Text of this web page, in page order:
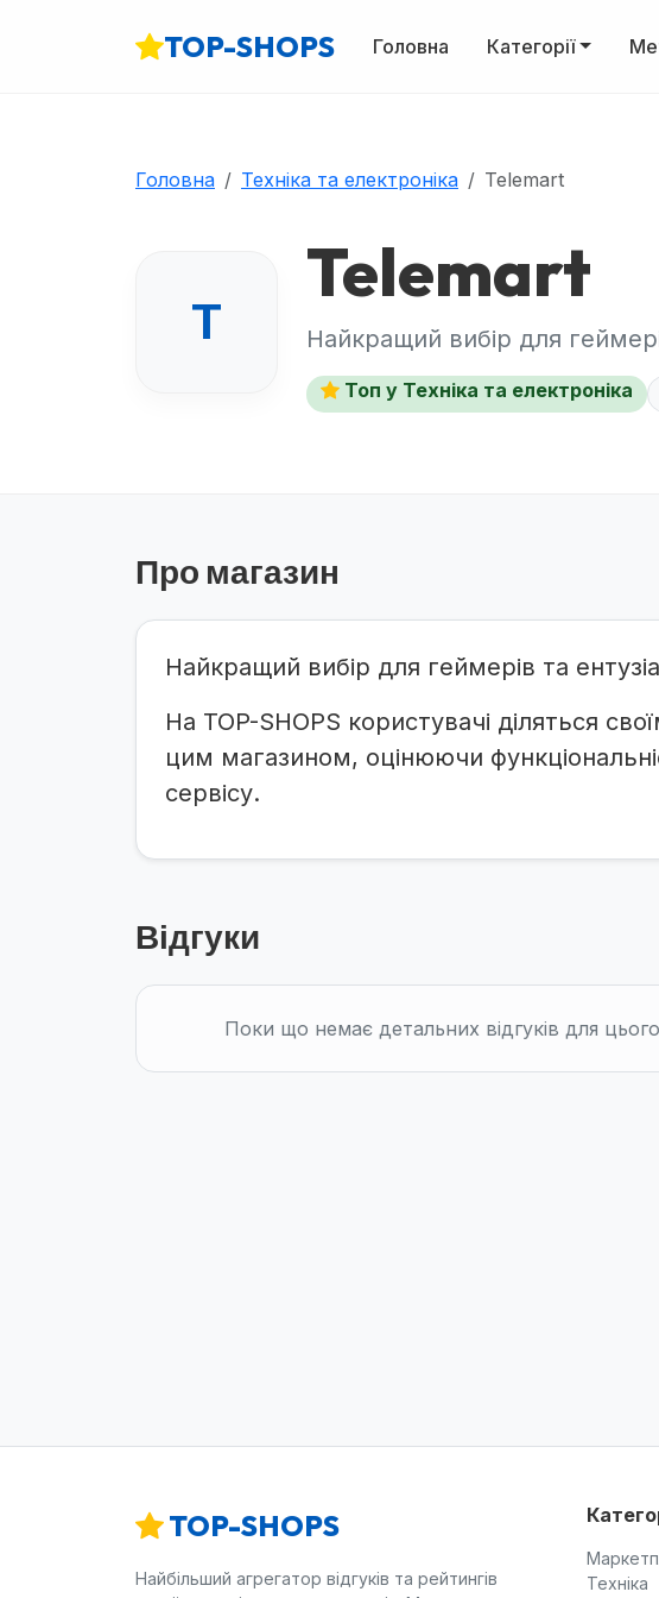
TOP-SHOPS Головна Категорії
Головна Техніка та електроніка Telemart
T
Telemart
Найкращий вибір для
Топ у Техніка та електроніка
Про магазин
Найкращий вибір для геймерів та
На TOP-SHOPS користувачі діляться
цим магазином, оцінюючи
сервісу.
Відгуки
Поки що немає детальних відгуків для
TOP-SHOPS
Найбільший агрегатор відгуків та рейтингів
Техніка